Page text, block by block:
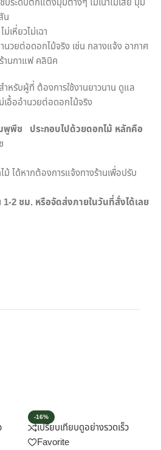
น
เหี่ยวไม่เฉา
นวยต่อดอกไม้จริง เช่น กลางแจ้ง อากาศ
านกาแฟ คลินิค
สำหรับผู้ที่ ต้องการใช้งานยาวนาน ดูแล
เอื้ออำนวยต่อดอกไม้จริง
พูพีช
ประกอบไปด้วยดอกไม้ หลักคือ
ได้หากต้องการแจ้งทางร้านเพื่อปรับ
1-2 ชม. หรือจัดส่งภายในวันที่สั่งได้เลย
-16%
เปรียบเทียบดูอย่างรวดเร็ว
Favorite